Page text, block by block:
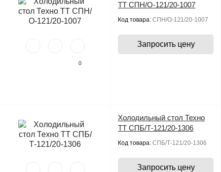
0
ТТ СПН/О-121/20-1007
Код товара: СПН/О-121/20-1007
Запросить цену
Холодильный стол Техно
ТТ СПБ/Т-121/20-1306
Код товара: СПБ/Т-121/20-1306
Запросить цену